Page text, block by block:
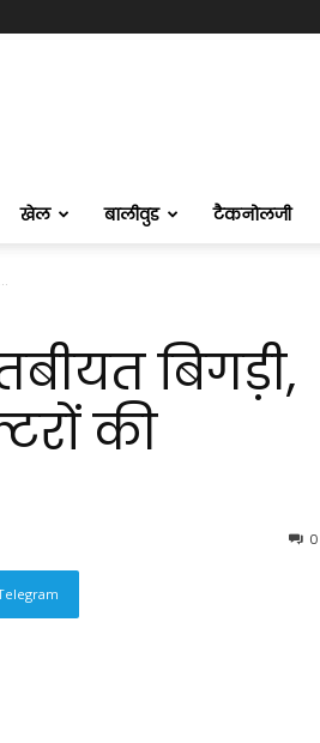
खेल बालीवुड टैकनोलजी
बिगड़ी,
की
0